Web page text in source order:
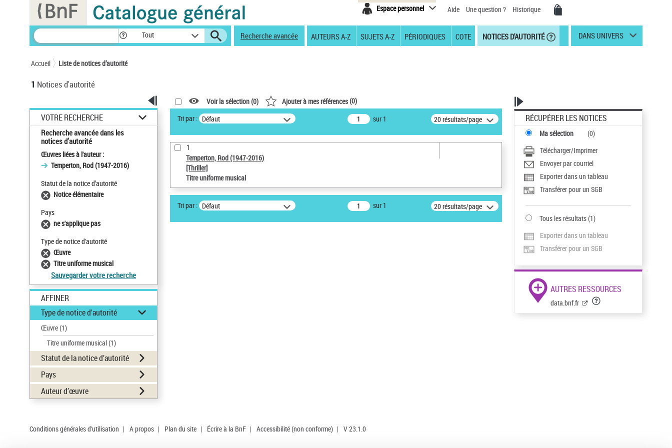
Espace personnel Aide Une question ? Historique
Tout Recherche avancée AUTEURS A-Z SUJETS A-Z PÉRIODIQUES COTE NOTICES D'AUTORITÉ DANS UNIVERS
Accueil Liste de notices d’autorité
1 Notices d'autorité
VOTRE RECHERCHE
Recherche avancée dans les
notices d’autorité
Œuvres liées à l'auteur :
Temperton, Rod (1947-2016)
Statut de la notice d’autorité
Notice élémentaire
Pays
ne s'applique pas
Type de notice d'autorité
Œuvre
Titre uniforme musical
Sauvegarder votre recherche
AFFINER
Type de notice d'autorité
Œuvre(1)
Titre uniforme musical(1)
Statut de la notice d’autorité
Pays
Auteur d’œuvre
Voir la sélection (0) Ajouter à mes références(0)
Tri par : Défaut sur 1 20 résultats/page
1
Temperton, Rod (1947-2016)
[Thriller]
Titre uniforme musical
Tri par : Défaut sur 1 20 résultats/page
RÉCUPÉRER LES NOTICES
Ma sélection (0)
Télécharger/Imprimer
Envoyer par courriel
Exporter dans un tableau
Transférer pour un SGB
Tous les résultats(1)
Exporter dans un tableau
Transférer pour un SGB
AUTRES RESSOURCES
data.bnf.fr
Conditions générales d'utilisation | A propos | Plan du site | Écrire à la BnF | Accessibilité (non conforme) | V 23.1.0
Panneau de gestion des cookies